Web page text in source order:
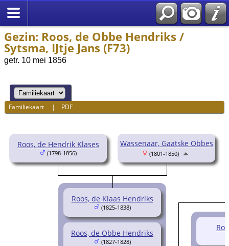
Gezin: Roos, de Obbe Hendriks /
Sytsma, IJtje Jans (F73)
getr. 10 mei 1856
Familiekaart | PDF
Roos, de Hendrik Klases
(1798-1856)
Wassenaar, Gaatske Obbes
(1801-1850)
Roos, de Klaas Hendriks
(1825-1838)
Roos, de Obbe Hendriks
(1827-1828)